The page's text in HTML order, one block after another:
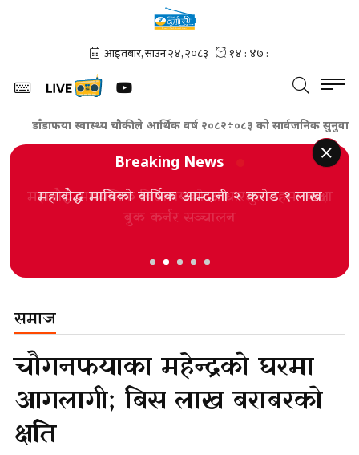
डाँडाफया स्वास्थ्य चौकीले आर्थिक वर्ष २०८२÷०८३ को सार्वजनिक सुनुवाइ
Breaking News
महाबौद्ध माविको वार्षिक आम्दानी २ करोड १ लाख
समाज
चौगनफयाका महेन्द्रको घरमा
आगलागी; बिस लाख बराबरको
क्षति